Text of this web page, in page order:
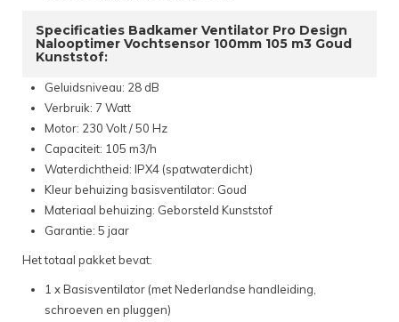
Specificaties Badkamer Ventilator Pro Design
Nalooptimer Vochtsensor 100mm 105 m3 Goud
Kunststof:
Geluidsniveau: 28 dB
Verbruik: 7 Watt
Motor: 230 Volt / 50 Hz
Capaciteit: 105 m3/h
Waterdichtheid: IPX4 (spatwaterdicht)
Kleur behuizing basisventilator: Goud
Materiaal behuizing: Geborsteld Kunststof
Garantie: 5 jaar
Het totaal pakket bevat:
1 x Basisventilator (met Nederlandse handleiding,
schroeven en pluggen)